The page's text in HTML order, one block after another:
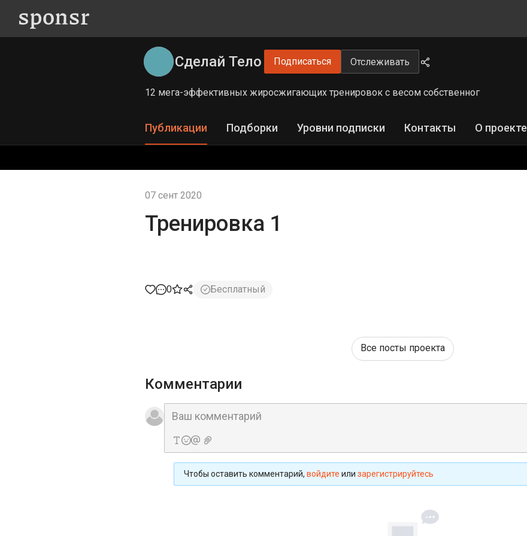
Сделай Тело Подписаться Отслеживать
12 мега-эффективных жиросжигающих тренировок с весом собственног
Публикации Подборки Уровни подписки Контакты О проекте
07 сент 2020
Тренировка 1
0 Бесплатный
Все посты проекта
Комментарии
Чтобы оставить комментарий, войдите или зарегистрируйтесь